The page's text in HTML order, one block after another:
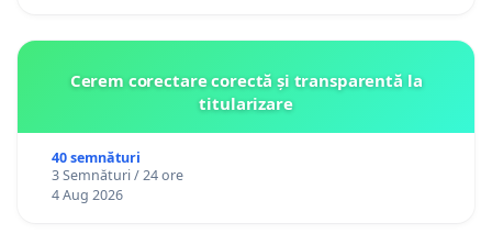
Cerem corectare corectă și transparentă la
titularizare
40 semnături
3 Semnături / 24 ore
4 Aug 2026